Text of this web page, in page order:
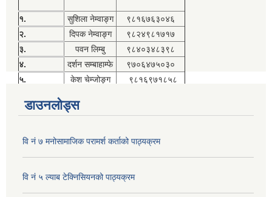
१. सुशिला नेम्वाङ्ग
९८१६७६३०४६
२.
दिपक नेम्वाङ्ग
९८२४९८१७१७
३.
पवन लिम्बु
९८४०३४८३९८
४.
दर्शन सम्बाहाम्फे
९७०६४७५०३०
५.
केश चेम्जोङ्ग ९८१६९७१८५८
डाउनलोड्स
वि नं ७ मनोसामाजिक परामर्श कर्ताको पाठ्यक्रम
वि नं ५ ल्याब टेक्निसियनको पाठ्यक्रम